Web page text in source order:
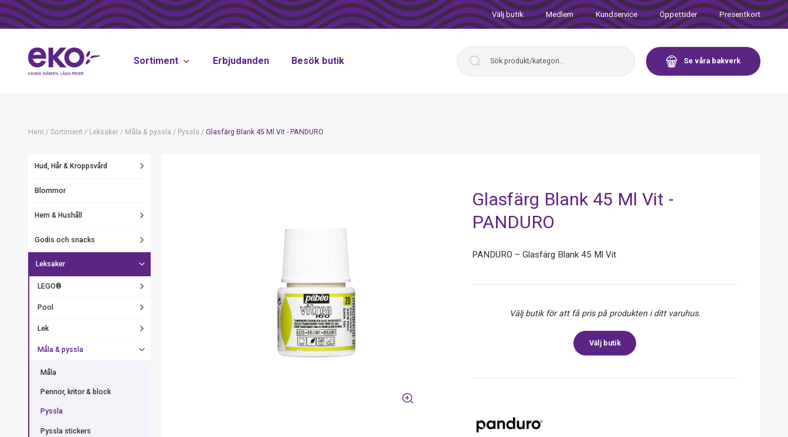
Välj butik Medlem Kundservice Öppettider Presentkort
Sortiment Erbjudanden Besök butik Se våra bakverk
Hem / Sortiment / Leksaker / Måla & pyssla / Pyssla / Glasfärg Blank 45 Ml Vit - PANDURO
Hud, Hår & Kroppsvård
Blommor
Hem & Hushåll
Godis och snacks
Leksaker
LEGO®
Pool
Lek
Måla & pyssla
Måla
Pennor, kritor & block
Pyssla
Pyssla stickers
Glasfärg Blank 45 Ml Vit -
PANDURO
PANDURO – Glasfärg Blank 45 Ml Vit
Välj butik för att få pris på produkten i ditt varuhus.
Välj butik